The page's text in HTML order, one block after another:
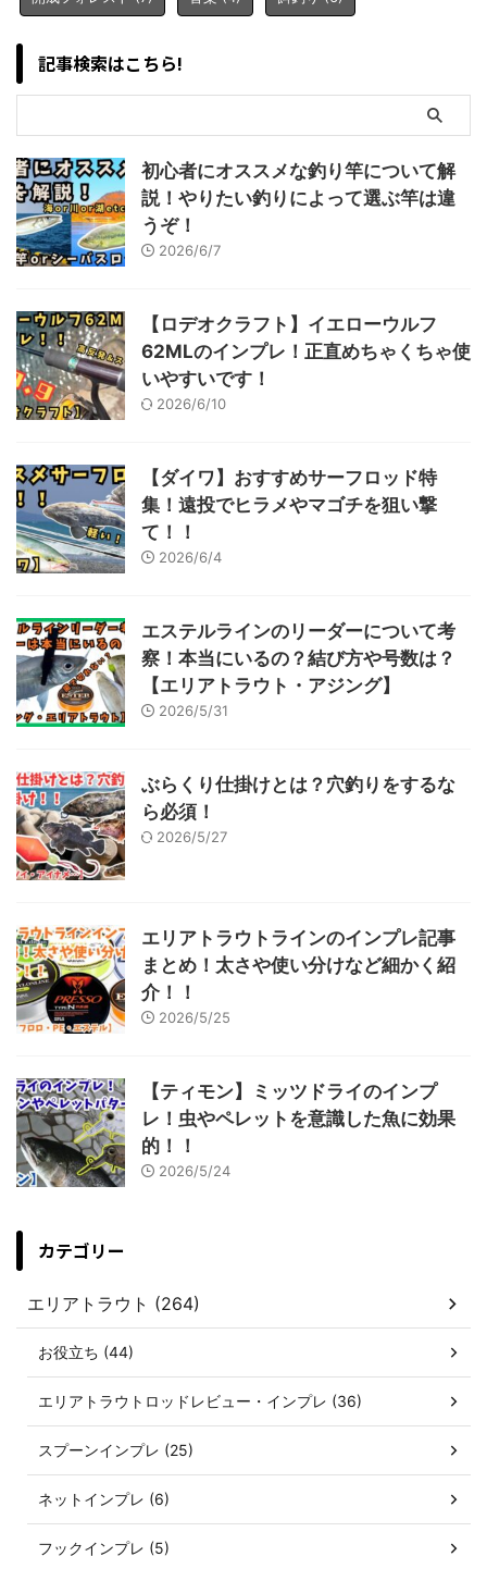
記事検索はこちら!
初心者にオススメな釣り竿について解
説！やりたい釣りによって選ぶ竿は違
うぞ！
2026/6/7
【ロデオクラフト】イエローウルフ
62MLのインプレ！正直めちゃくちゃ使
いやすいです！
2026/6/10
【ダイワ】おすすめサーフロッド特
集！遠投でヒラメやマゴチを狙い撃
て！！
2026/6/4
エステルラインのリーダーについて考
察！本当にいるの？結び方や号数は？
【エリアトラウト・アジング】
2026/5/31
ぶらくり仕掛けとは？穴釣りをするな
ら必須！
2026/5/27
エリアトラウトラインのインプレ記事
まとめ！太さや使い分けなど細かく紹
介！！
2026/5/25
【ティモン】ミッツドライのインプ
レ！虫やペレットを意識した魚に効果
的！！
2026/5/24
カテゴリー
エリアトラウト (264)
お役立ち (44)
エリアトラウトロッドレビュー・インプレ (36)
スプーンインプレ (25)
ネットインプレ (6)
フックインプレ (5)